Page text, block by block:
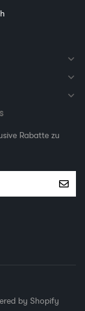
Rabatte zu
by Shopify